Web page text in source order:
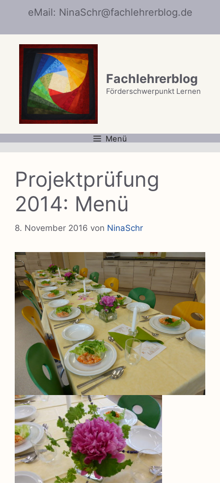
eMail: NinaSchr@fachlehrerblog.de
Fachlehrerblog
Förderschwerpunkt Lernen
Menü
Projektprüfung
2014: Menü
8. November 2016 von NinaSchr